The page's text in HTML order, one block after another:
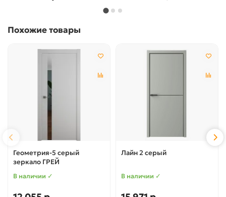
Похожие товары
Геометрия-5 серый
зеркало ГРЕЙ
В наличии ✓
Лайн 2 серый
В наличии ✓